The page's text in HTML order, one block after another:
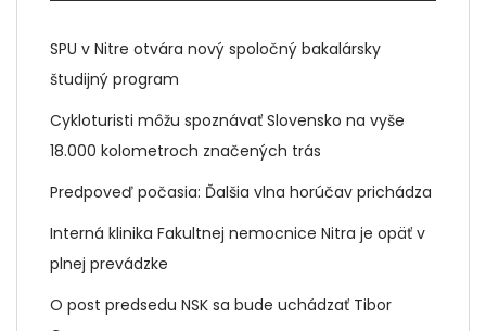
SPU v Nitre otvára nový spoločný bakalársky
študijný program
Cykloturisti môžu spoznávať Slovensko na vyše
18.000 kolometroch značených trás
Predpoveď počasia: Ďalšia vlna horúčav prichádza
Interná klinika Fakultnej nemocnice Nitra je opäť v
plnej prevádzke
O post predsedu NSK sa bude uchádzať Tibor